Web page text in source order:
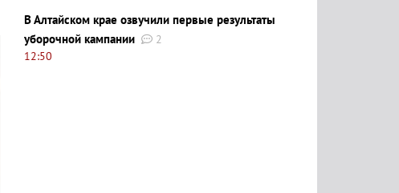
В Алтайском крае озвучили первые результаты
уборочной кампании
2
12:50